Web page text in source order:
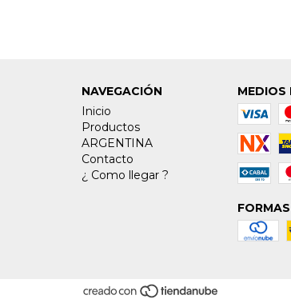
NAVEGACIÓN
Inicio
Productos
ARGENTINA
Contacto
¿ Como llegar ?
MEDIOS